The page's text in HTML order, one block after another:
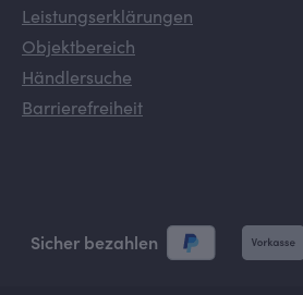
Leistungserklärungen
Objektbereich
Händlersuche
Barrierefreiheit
Sicher bezahlen